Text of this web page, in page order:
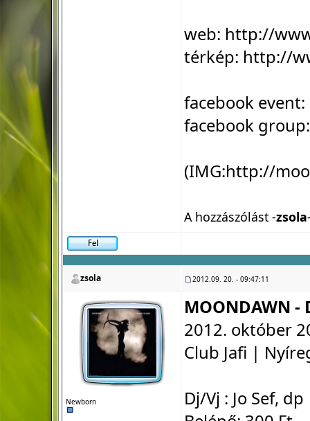
web: http://
térkép: http://
facebook event:
facebook
(IMG:http://
A hozzászólást -zsola
zsola 2012.09. 20. - 09:47:11
Newborn
MOONDAWN -
2012. október
Club Jafi |
Dj/Vj : Jo Sef, dp